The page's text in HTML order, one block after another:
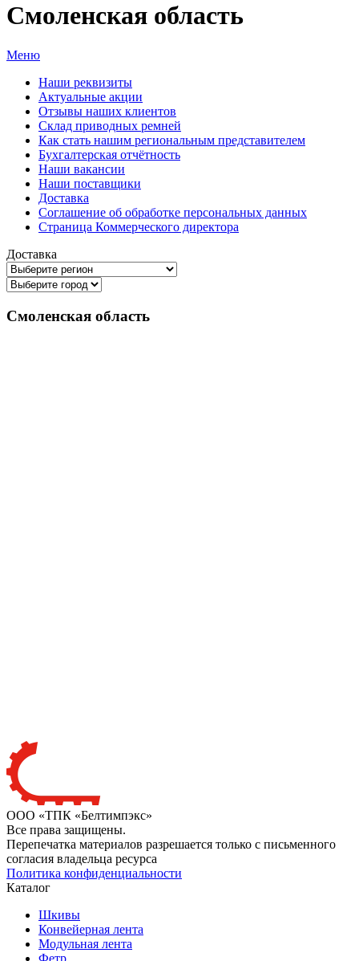
Смоленская область
Меню
Наши реквизиты
Актуальные акции
Отзывы наших клиентов
Склад приводных ремней
Как стать нашим региональным представителем
Бухгалтерская отчётность
Наши вакансии
Наши поставщики
Доставка
Соглашение об обработке персональных данных
Страница Коммерческого директора
Доставка
Смоленская область
ООО «ТПК «Белтимпэкс»
Все права защищены.
Перепечатка материалов разрешается только с письменного
согласия владельца ресурса
Политика конфиденциальности
Каталог
Шкивы
Конвейерная лента
Модульная лента